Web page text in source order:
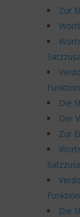
Zur
Die
Der
Zur
Die